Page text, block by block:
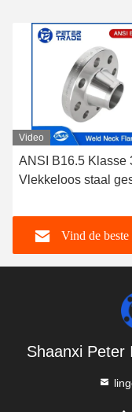
Video
ANSI B16.5 Klasse
Vlekkeloos staal
304/316L WNRF
Verhoogd gezicht
gezicht
Vind de beste
Shaanxi Peter